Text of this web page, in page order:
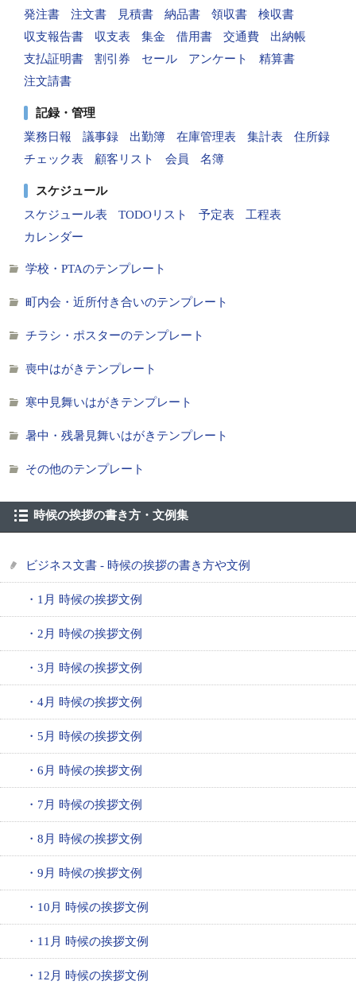
発注書
注文書 見積書 納品書 領収書
検収書
収支報告書
収支表 集金 借用書 交通費
出納帳
支払証明書
割引券 セール アンケート
精算書
注文請書
記録・管理
業務日報
議事録 出勤簿 在庫管理表 集計表
住所録
チェック表
顧客リスト 会員 名簿
スケジュール
スケジュール表
TODOリスト 予定表
工程表
カレンダー
学校・PTAのテンプレート
町内会・近所付き合いのテンプレート
チラシ・ポスターのテンプレート
喪中はがきテンプレート
寒中見舞いはがきテンプレート
暑中・残暑見舞いはがきテンプレート
その他のテンプレート
時候の挨拶の書き方・文例集
ビジネス文書 - 時候の挨拶の書き方や文例
・1月 時候の挨拶文例
・2月 時候の挨拶文例
・3月 時候の挨拶文例
・4月 時候の挨拶文例
・5月 時候の挨拶文例
・6月 時候の挨拶文例
・7月 時候の挨拶文例
・8月 時候の挨拶文例
・9月 時候の挨拶文例
・10月 時候の挨拶文例
・11月 時候の挨拶文例
・12月 時候の挨拶文例